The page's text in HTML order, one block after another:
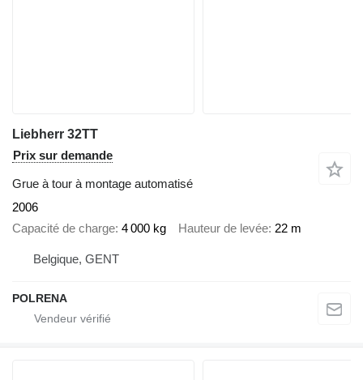
Liebherr 32TT
Prix sur demande
Grue à tour à montage automatisé
2006
Capacité de charge 4 000 kg Hauteur de levée 22 m
Belgique, GENT
POLRENA